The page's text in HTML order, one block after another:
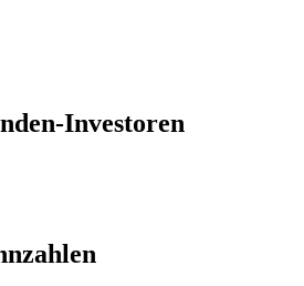
Investoren